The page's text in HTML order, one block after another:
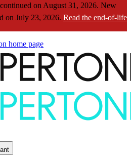
on August 31, 2026. New
on July 23, 2026. Read the end-of-life
home page